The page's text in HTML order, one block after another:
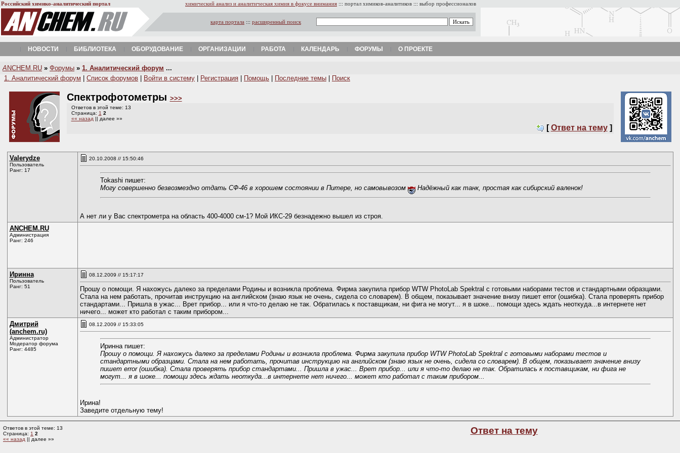
Российский химико-аналитический портал химический анализ и аналитическая химия в фокусе внимания ::: портал химиков-аналитиков ::: выбор профессионалов
карта портала ::: расширенный поиск
НОВОСТИ БИБЛИОТЕКА ОБОРУДОВАНИЕ ОРГАНИЗАЦИИ РАБОТА КАЛЕНДАРЬ ФОРУМЫ О ПРОЕКТЕ
A NCHEM.RU » Форумы » 1. Аналитический форум ...
1. Аналитический форум
Список форумов Войти в систему Регистрация Помощь Последние темы Поиск
Спектрофотометры >>>
Ответов в этой теме: 13
Страница: 1 2
«« назад || далее »»
[ Ответ на тему ]
Valerydze
Пользователь
Ранг: 17
20.10.2008 // 15:50:46
Tokashi пишет:
Могу совершенно безвозмездно отдать СФ-46 в хорошем состоянии в Питере, но самовывозом
Надёжный как танк, простая как сибирский валенок!
А нет ли у Вас спектрометра на область 400-4000 см-1? Мой ИКС-29 безнадежно вышел из строя.
ANCHEM.RU
Администрация
Ранг: 246
Иринна
Пользователь
Ранг: 51
08.12.2009 // 15:17:17
Прошу о помощи. Я нахожусь далеко за пределами Родины и возникла проблема. Фирма закупила прибор WTW PhotoLab Spektral с готовыми наборами тестов и стандартными образцами.
Стала на нем работать, прочитав инструкцию на английском (знаю язык не очень, сидела со словарем). В общем, показывает значение внизу пишет error (ошибка). Стала проверять прибор
стандартами... Пришла в ужас... Врет прибор... или я что-то делаю не так. Обратилась к поставщикам, ни фига не могут... я в шоке... помощи здесь ждать неоткуда...в интернете нет
ничего... может кто работал с таким прибором...
Дмитрий
(anchem.ru)
Администратор
Модератор форума
Ранг: 4485
08.12.2009 // 15:33:05
Иринна пишет:
Прошу о помощи. Я нахожусь далеко за пределами Родины и возникла проблема. Фирма закупила прибор WTW PhotoLab Spektral с готовыми наборами тестов и
стандартными образцами. Стала на нем работать, прочитав инструкцию на английском (знаю язык не очень, сидела со словарем). В общем, показывает значение внизу
пишет error (ошибка). Стала проверять прибор стандартами... Пришла в ужас... Врет прибор... или я что-то делаю не так. Обратилась к поставщикам, ни фига не
могут... я в шоке... помощи здесь ждать неоткуда...в интернете нет ничего... может кто работал с таким прибором...
Ирина!
Заведите отдельную тему!
Ответов в этой теме: 13
Страница: 1 2
«« назад || далее »»
Ответ на тему